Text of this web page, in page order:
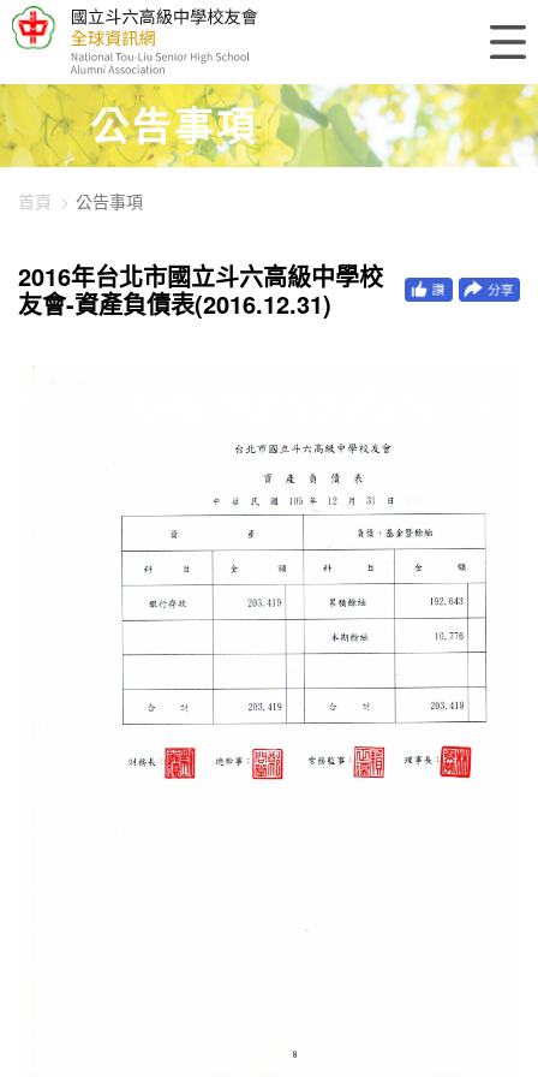
448-1295
公告事項
首頁 公告事項
2016年台北市國立斗六高級中學校
友會-資產負債表(2016.12.31)